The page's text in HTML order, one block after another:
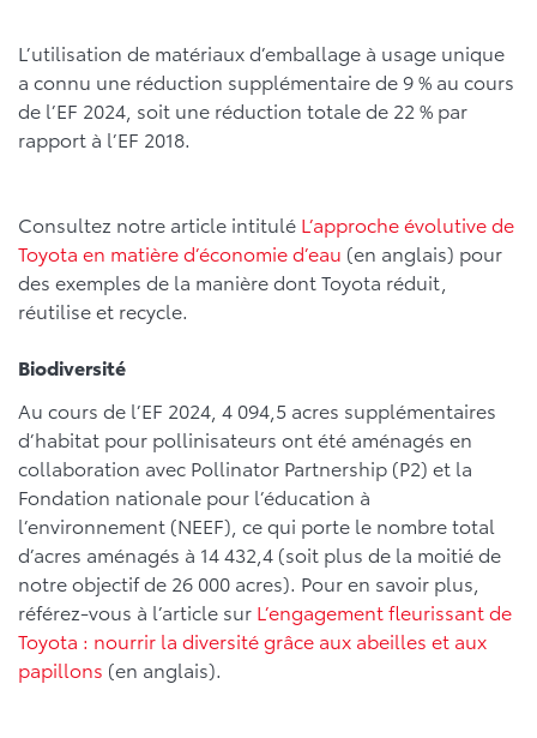
L’utilisation de matériaux d’emballage à usage unique
a connu une réduction supplémentaire de 9 % au cours
de l’EF 2024, soit une réduction totale de 22 % par
rapport à l’EF 2018.
Consultez notre article intitulé L’approche évolutive de
Toyota en matière d’économie d’eau (en anglais) pour
des exemples de la manière dont Toyota réduit,
réutilise et recycle.
Biodiversité
Au cours de l’EF 2024, 4 094,5 acres supplémentaires
d’habitat pour pollinisateurs ont été aménagés en
collaboration avec Pollinator Partnership (P2) et la
Fondation nationale pour l’éducation à
l’environnement (NEEF), ce qui porte le nombre total
d’acres aménagés à 14 432,4 (soit plus de la moitié de
notre objectif de 26 000 acres). Pour en savoir plus,
référez-vous à l’article sur L’engagement fleurissant de
Toyota : nourrir la diversité grâce aux abeilles et aux
papillons (en anglais).